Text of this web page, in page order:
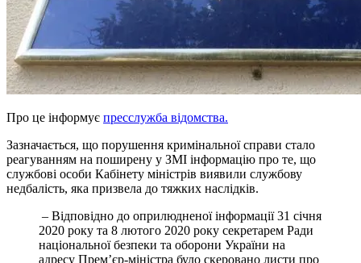
Про це інформує пресслужба відомства.
Зазначається, що порушення кримінальної справи стало
реагуванням на поширену у ЗМІ інформацію про те, що
службові особи Кабінету міністрів виявили службову
недбалість, яка призвела до тяжких наслідків.
– Відповідно до оприлюдненої інформації 31 січня
2020 року та 8 лютого 2020 року секретарем Ради
національної безпеки та оборони України на
адресу Прем’єр-міністра було скеровано листи про